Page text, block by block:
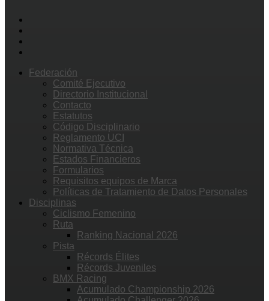
Federación
Comité Ejecutivo
Directorio Institucional
Contacto
Estatutos
Código Disciplinario
Reglamento UCI
Normativa Técnica
Estados Financieros
Formularios
Requisitos equipos de Marca
Políticas de Tratamiento de Datos Personales
Disciplinas
Ciclismo Femenino
Ruta
Ranking Nacional 2026
Pista
Récords Élites
Récords Juveniles
BMX Racing
Acumulado Championship 2026